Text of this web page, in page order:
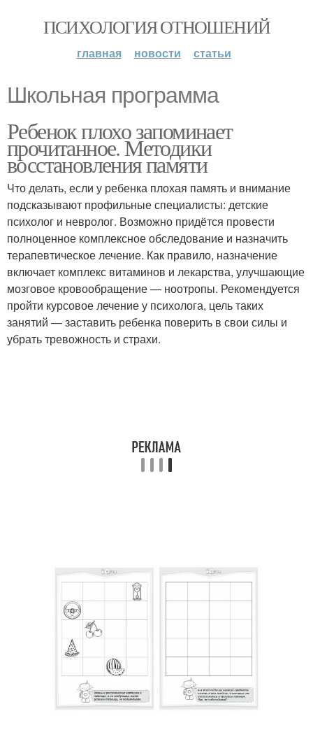
ПСИХОЛОГИЯ ОТНОШЕНИЙ
главная новости статьи
Школьная программа
Ребенок плохо запоминает
прочитанное. Методики
восстановления памяти
Что делать, если у ребенка плохая память и внимание
подсказывают профильные специалисты: детские
психолог и невролог. Возможно придётся провести
полноценное комплексное обследование и назначить
терапевтическое лечение. Как правило, назначение
включает комплекс витаминов и лекарства, улучшающие
мозговое кровообращение — ноотропы. Рекомендуется
пройти курсовое лечение у психолога, цель таких
занятий — заставить ребенка поверить в свои силы и
убрать тревожность и страхи.